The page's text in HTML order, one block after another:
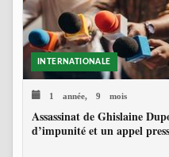
INTERNATIONALE
1 année, 9 mois
Assassinat de Ghislaine
d’impunité et un appel